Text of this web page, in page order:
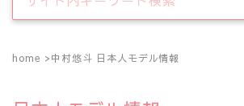
home 中村悠斗 日本人モデル情報